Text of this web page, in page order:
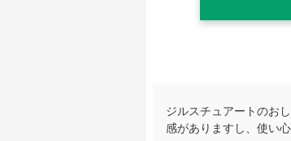
ジルスチュアートのお
感がありますし、使い